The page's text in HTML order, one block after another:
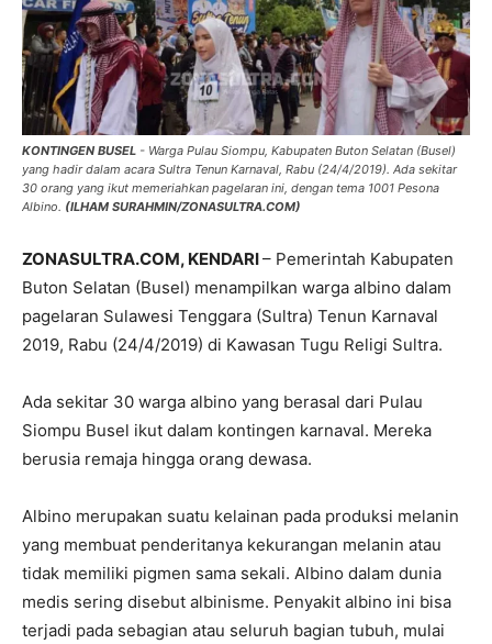
KONTINGEN BUSEL - Warga Pulau Siompu, Kabupaten Buton Selatan (Busel)
yang hadir dalam acara Sultra Tenun Karnaval, Rabu (24/4/2019). Ada sekitar
30 orang yang ikut memeriahkan pagelaran ini, dengan tema 1001 Pesona
Albino. (ILHAM SURAHMIN/ZONASULTRA.COM)
ZONASULTRA.COM, KENDARI– Pemerintah Kabupaten
Buton Selatan (Busel) menampilkan warga albino dalam
pagelaran Sulawesi Tenggara (Sultra) Tenun Karnaval
2019, Rabu (24/4/2019) di Kawasan Tugu Religi Sultra.
Ada sekitar 30 warga albino yang berasal dari Pulau
Siompu Busel ikut dalam kontingen karnaval. Mereka
berusia remaja hingga orang dewasa.
Albino merupakan suatu kelainan pada produksi melanin
yang membuat penderitanya kekurangan melanin atau
tidak memiliki pigmen sama sekali. Albino dalam dunia
medis sering disebut albinisme. Penyakit albino ini bisa
terjadi pada sebagian atau seluruh bagian tubuh, mulai